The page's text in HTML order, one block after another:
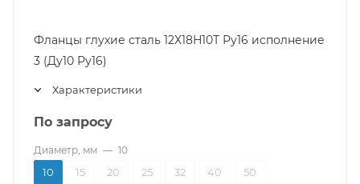
Фланцы глухие сталь 12Х18Н10Т Ру16 исполнение
3 (Ду10 Ру16)
Характеристики
По запросу
Диаметр, мм — 10
10 15 20 25 32 40 50